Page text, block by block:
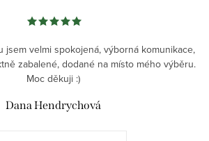
jsem velmi spokojená, výborná komunikace,
zabalené, dodané na místo mého výběru.
Moc děkuji :)
Dana Hendrychová